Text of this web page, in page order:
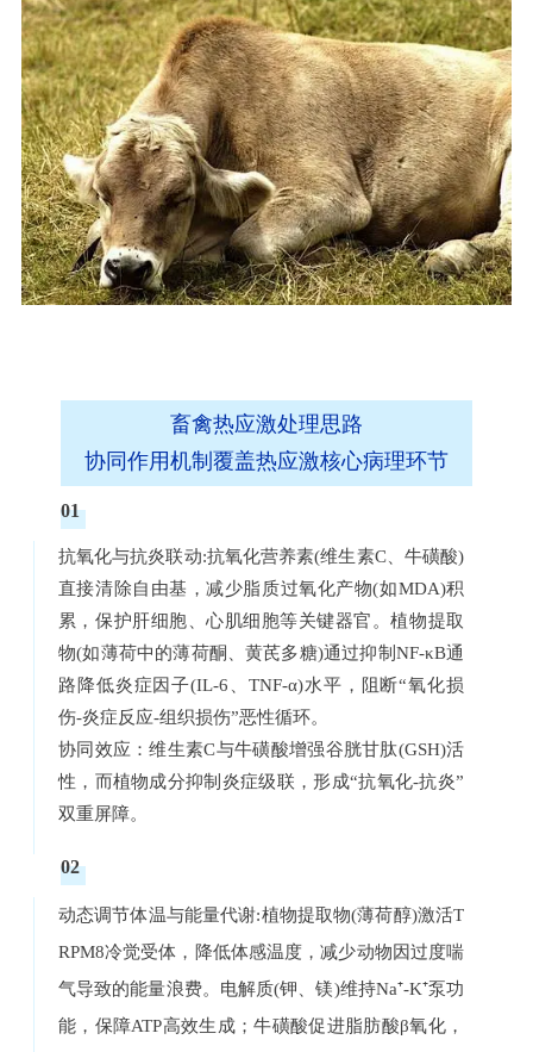
畜禽热应激处理思路
协同作用机制覆盖热应激核心病理环节
01
抗氧化与抗炎联动:抗氧化营养素(维生素C、牛磺酸)
直接清除自由基，减少脂质过氧化产物(如MDA)积
累，保护肝细胞、心肌细胞等关键器官。植物提取
物(如薄荷中的薄荷酮、黄芪多糖)通过抑制NF-κB通
路降低炎症因子(IL-6、TNF-α)水平，阻断“氧化损
伤-炎症反应-组织损伤”恶性循环。
协同效应：维生素C与牛磺酸增强谷胱甘肽(GSH)活
性，而植物成分抑制炎症级联，形成“抗氧化-抗炎”
双重屏障。
02
动态调节体温与能量代谢:植物提取物(薄荷醇)激活T
RPM8冷觉受体，降低体感温度，减少动物因过度喘
气导致的能量浪费。电解质(钾、镁)维持Na⁺-K⁺泵功
能，保障ATP高效生成；牛磺酸促进脂肪酸β氧化，